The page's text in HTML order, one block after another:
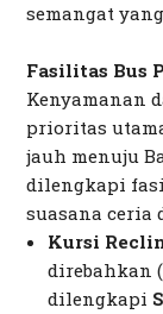
semangat
Fasilitas Bus
Kenyamanan
prioritas
jauh menuju
dilengkapi
suasana ceria
Kursi
direbahkan (
dilengkapi